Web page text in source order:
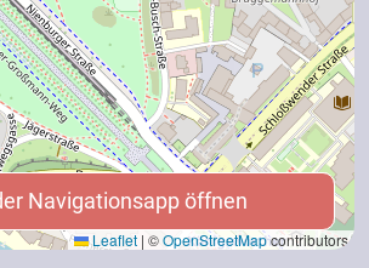
Leaflet | ©OpenStreetMapcontributors
Navigationsapp öffnen
Navigationsapp öffnen